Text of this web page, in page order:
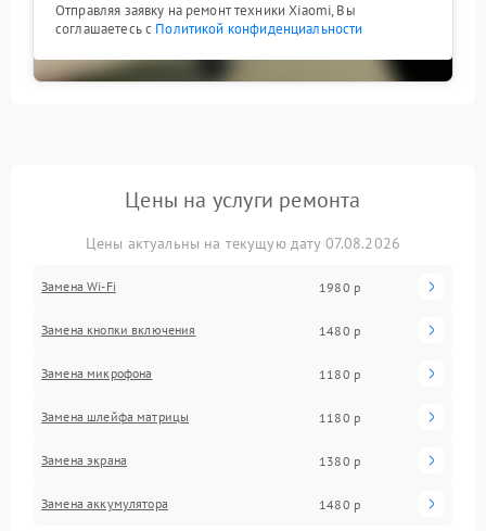
Отправляя заявку на ремонт техники Xiaomi, Вы
соглашаетесь с Политикой конфиденциальности
Цены на услуги ремонта
Цены актуальны на текущую дату 07.08.2026
Замена Wi-Fi 1980 р
Замена кнопки включения 1480 р
Замена микрофона 1180 р
Замена шлейфа матрицы 1180 р
Замена экрана 1380 р
Замена аккумулятора 1480 р